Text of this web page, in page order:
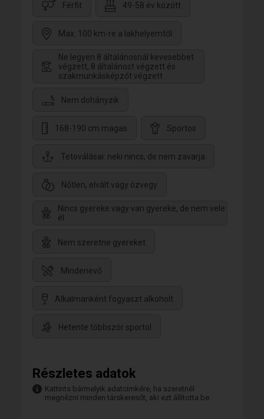
Férfit 49-58 év között
Max. 100 km-re a lakhelyemtől
Ne legyen 8 általánosnál kevesebbet
végzett, 8 általánost végzett és
szakmunkásképzőt végzett
Nem dohányzik
168-190 cm magas Sportos
Tetoválásai: neki nincs, de nem zavarja
Nőtlen, elvált vagy özvegy
Nincs gyereke vagy van gyereke, de nem vele
él
Nem szeretne gyereket
Mindenevő
Alkalmanként fogyaszt alkoholt
Hetente többször sportol
Részletes adatok
Kattints bármelyik adatcímkére, ha szeretnél
megnézni minden társkeresőt, aki ezt állította be.